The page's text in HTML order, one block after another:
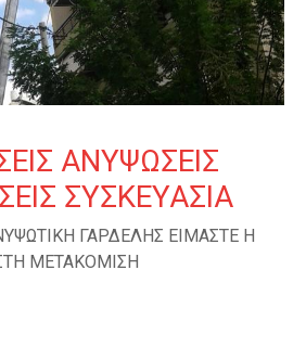
ΑΝΥΨΩΣΕΙΣ
ΣΥΣΚΕΥΑΣΙΑ
ΓΑΡΔΕΛΗΣ ΕΙΜΑΣΤΕ Η
ΜΕΤΑΚΟΜΙΣΗ